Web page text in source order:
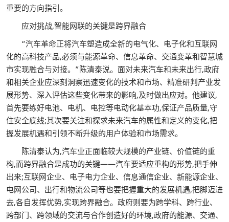
重要的方向指引。
应对挑战,智能网联的关键是跨界融合
“汽车革命正将汽车塑造成全新的电气化、电子化和互联网
化的高科技产品,必须与能源革命、信息革命、交通变革和智慧城
市实现融合与对接。”陈清泰说。面对未来汽车和未来出行,政府
和相关企业应深刻洞察迅速变化的技术和市场、精准研判产业发
展形势、深入评估这些变化带来的影响,及时做出应对。他建议,
首先要练好电池、电机、电控等电动化基本功,保证产品质量,守
住安全底线;其次要关注和探求未来汽车的属性和定义的变化,把
握发展机遇和引领不断升级的用户体验和市场需求。
陈清泰认为,汽车业正面临较大规模的产业链、价值链的重
构,而跨界融合是成功的关键——汽车要适应重构的形势,把手伸
出来;互联网企业、电子电力企业、信息通信企业、新能源企业、
电网公司、出行和物流公司等也要把握重大的发展机遇,把脚迈进
去,各自发挥优势,实现跨界融合。政府则要为跨学科、跨行业、
跨部门、跨领域的交流与合作创造好的环境,政府的能源、交通、